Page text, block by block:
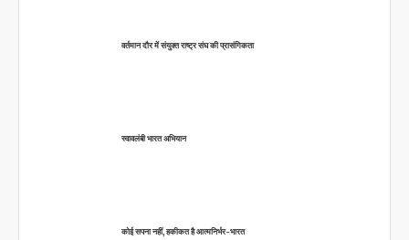
वर्तमान दौर में संयुक्त राष्ट्र संघ की प्रासंगिकता
स्वावलंबी भारत अभियान
कोई सपना नहीं, हकीकत है आत्मनिर्भर-भारत